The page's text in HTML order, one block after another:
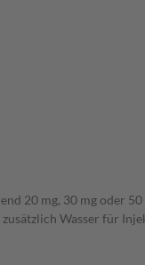
20 mg, 30 mg oder 50
Wasser für